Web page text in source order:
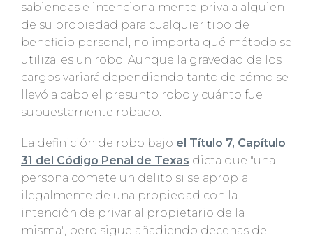
sabiendas e intencionalmente priva a alguien
de su propiedad para cualquier tipo de
beneficio personal, no importa qué método se
utiliza, es un robo. Aunque la gravedad de los
cargos variará dependiendo tanto de cómo se
llevó a cabo el presunto robo y cuánto fue
supuestamente robado.
La definición de robo bajo el Título 7, Capítulo
31 del Código Penal de Texas dicta que "una
persona comete un delito si se apropia
ilegalmente de una propiedad con la
intención de privar al propietario de la
misma", pero sigue añadiendo decenas de